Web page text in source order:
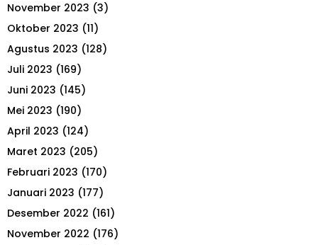
November 2023 (3)
Oktober 2023 (11)
Agustus 2023 (128)
Juli 2023 (169)
Juni 2023 (145)
Mei 2023 (190)
April 2023 (124)
Maret 2023 (205)
Februari 2023 (170)
Januari 2023 (177)
Desember 2022 (161)
November 2022 (176)